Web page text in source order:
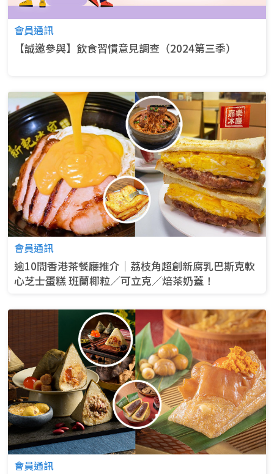
會員通訊
【誠邀參與】飲食習慣意見調查（2024第三季）
會員通訊
逾10間香港茶餐廳推介│荔枝角超創新腐乳巴斯克軟
心芝士蛋糕 班蘭椰粒／可立克／焙茶奶蓋！
會員通訊